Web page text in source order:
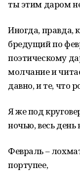
ты этим даром
Иногда, правда,
бредущий по
поэтическому
молчание и
давно, и те, что
Я же под
ночью, весь день
Февраль –
портупее,